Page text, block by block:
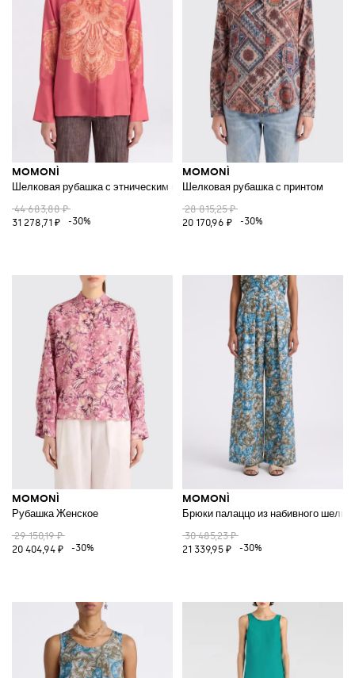
MOMONÌ
Шелковая рубашка с этническим принтом
44 683,88 ₽
31 278,71 ₽
-30%
MOMONÌ
Шелковая рубашка с принтом
28 815,25 ₽
20 170,96 ₽
-30%
MOMONÌ
Рубашка Женское
29 150,19 ₽
20 404,94 ₽
-30%
MOMONÌ
Брюки палаццо из набивного шелка
30 485,23 ₽
21 339,95 ₽
-30%